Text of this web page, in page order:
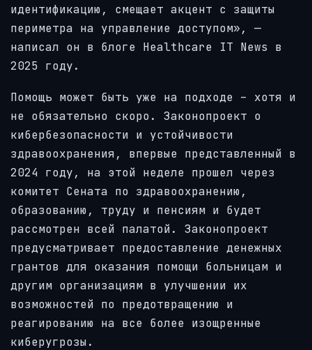
идентификацию, смещает акцент с защиты
периметра на управление доступом», —
написал он в блоге Healthcare IT News в
2025 году.
Помощь может быть уже на подходе – хотя и
не обязательно скоро. Законопроект о
кибербезопасности и устойчивости
здравоохранения, впервые представленный в
2024 году, на этой неделе прошел через
комитет Сената по здравоохранению,
образованию, труду и пенсиям и будет
рассмотрен всей палатой. Законопроект
предусматривает предоставление денежных
грантов для оказания помощи больницам и
другим организациям в улучшении их
возможностей по предотвращению и
реагированию на все более изощренные
киберугрозы.